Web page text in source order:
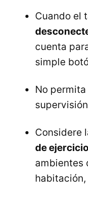
Cuando el
cuenta
simple
No
Considere
de ejercicio
ambientes